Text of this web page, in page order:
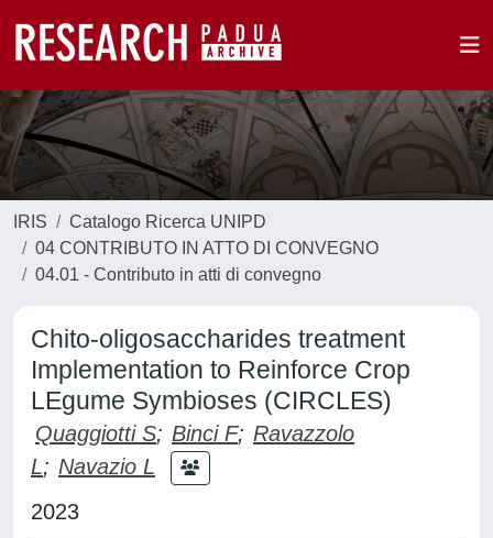
IRIS
Catalogo Ricerca UNIPD
04 CONTRIBUTO IN ATTO DI CONVEGNO
04.01 - Contributo in atti di convegno
Chito-oligosaccharides treatment
Implementation to Reinforce Crop
LEgume Symbioses (CIRCLES)
Quaggiotti S; Binci F; Ravazzolo
L; Navazio L
2023